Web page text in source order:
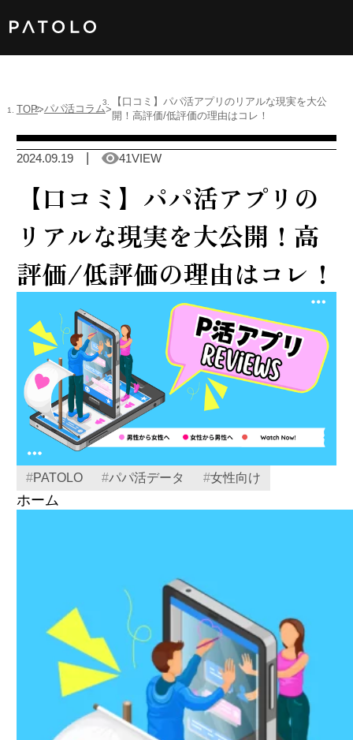
男性TOP
加盟店TOP
ABOUT US
TOP パパ活コラム
【口コミ】パパ活アプリのリアルな現実を大公
開！高評価/低評価の理由はコレ！
2024.09.19 41VIEW
【口コミ】パパ活アプリの
リアルな現実を大公開！高
評価/低評価の理由はコレ！
#PATOLO #パパ活データ #女性向け
ホーム